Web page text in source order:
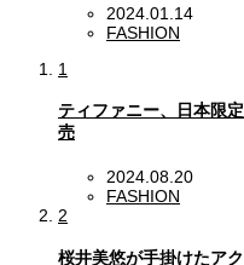
2024.01.14
FASHION
1
ティファニー、日本限
売
2024.08.20
FASHION
2
桜井美悠が手掛けたア